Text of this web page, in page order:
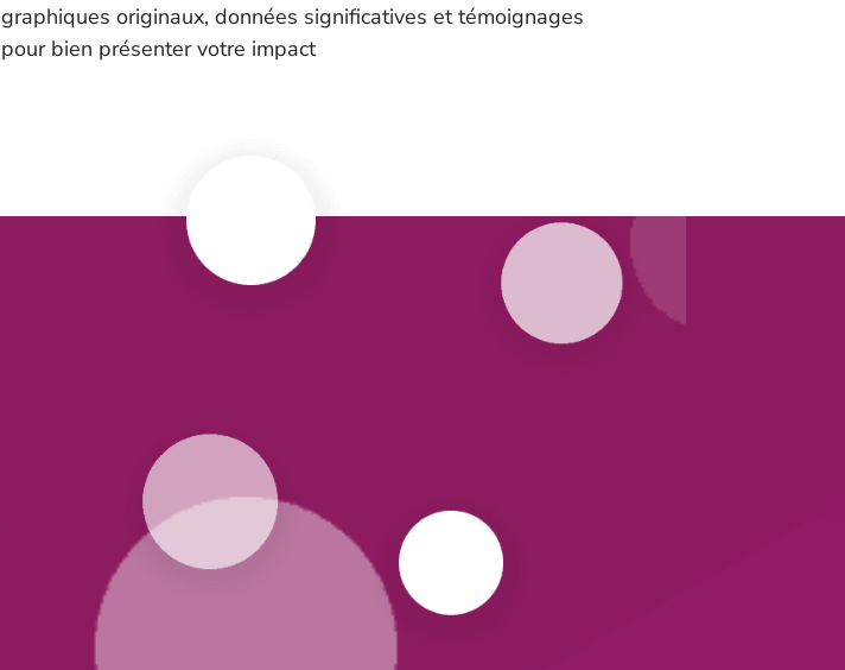
graphiques originaux, données significatives et témoignages
pour bien présenter votre impact